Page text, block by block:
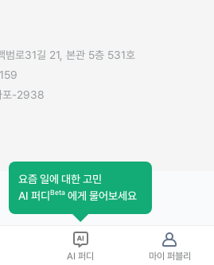
범로31길 21, 본관 5층 531호
포-2938
요즘 일에 대한 고민
AI 퍼디Beta 에게 물어보세요
AI 퍼디 마이 퍼블리